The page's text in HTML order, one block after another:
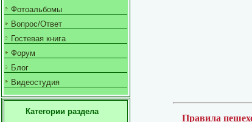
Фотоальбомы
Вопрос/Ответ
Гостевая книга
Форум
Блог
Видеостудия
Категории раздела Правила